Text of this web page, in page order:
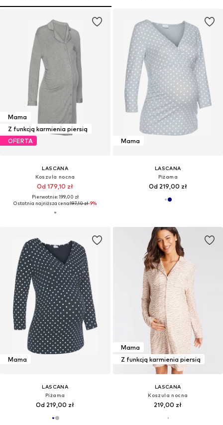
Mama
Z funkcją karmienia piersią
OFERTA
LASCANA
Koszula nocna
Od 179,10 zł
Pierwotnie: 199,00 zł
Ostatnia najniższa cena:197,10 zł-9%
Mama
LASCANA
Piżama
Od 219,00 zł
Mama
LASCANA
Piżama
Od 219,00 zł
Mama
Z funkcją karmienia piersią
LASCANA
Koszula nocna
219,00 zł